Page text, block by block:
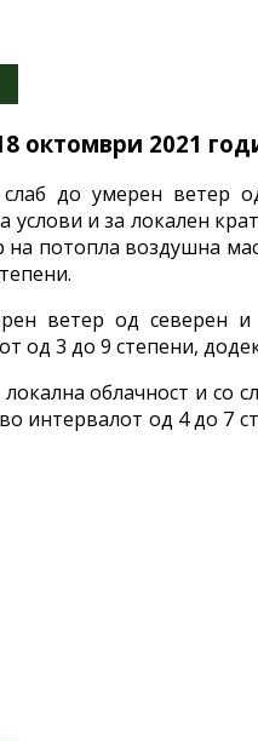
октомври 2021
до умерен ветер
и за локален
потопла воздушна
ветер од северен и
3 до 9 степени,
облачност и со
интервалот од 4 до 7